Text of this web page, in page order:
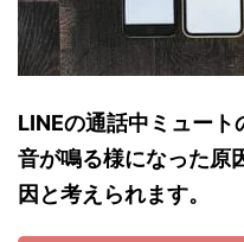
LINEの通話中ミュート
音が鳴る様になった原
因と考えられます。